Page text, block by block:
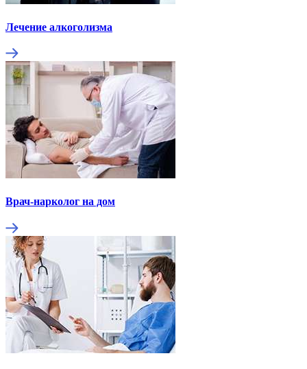
Лечение алкоголизма
Врач-нарколог на дом